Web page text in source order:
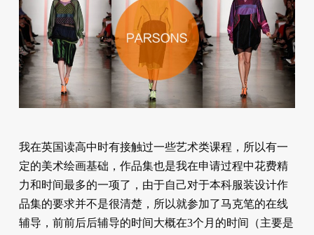
我在英国读高中时有接触过一些艺术类课程，所以有一
定的美术绘画基础，作品集也是我在申请过程中花费精
力和时间最多的一项了，由于自己对于本科服装设计作
品集的要求并不是很清楚，所以就参加了马克笔的在线
辅导，前前后后辅导的时间大概在3个月的时间（主要是